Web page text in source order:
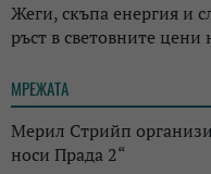
Жеги, скъпа енергия и
ръст в световните цени
МРЕЖАТА
Мерил Стрийп
носи Прада 2“